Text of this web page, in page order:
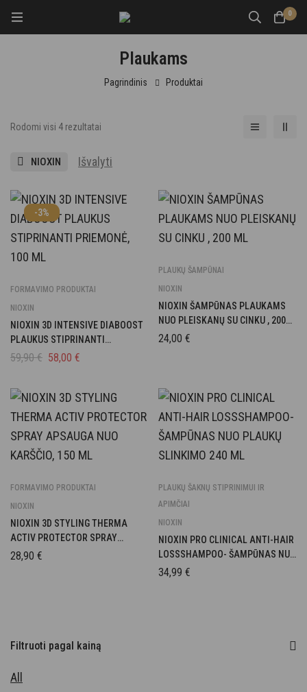
0
Plaukams
Pagrindinis Produktai
Filtruoti pagal kainą
All
Rodomi visi 4 rezultatai
NIOXIN Išvalyti
-3%
FORMAVIMO PRODUKTAI
NIOXIN
NIOXIN 3D INTENSIVE DIABOOST
PLAUKUS STIPRINANTI
PRIEMONĖ, 100 ML
59,90€ 58,00 €
PLAUKŲ ŠAMPŪNAI
NIOXIN
NIOXIN ŠAMPŪNAS PLAUKAMS
NUO PLEISKANŲ SU CINKU , 200
ML
24,00 €
FORMAVIMO PRODUKTAI
NIOXIN
NIOXIN 3D STYLING THERMA
ACTIV PROTECTOR SPRAY
APSAUGA NUO KARŠČIO, 150 ML
28,90 €
PLAUKŲ ŠAKNŲ STIPRINIMUI IR
APIMČIAI
NIOXIN
NIOXIN PRO CLINICAL ANTI-HAIR
LOSSSHAMPOO- ŠAMPŪNAS NUO
PLAUKŲ SLINKIMO 240 ML
34,99 €